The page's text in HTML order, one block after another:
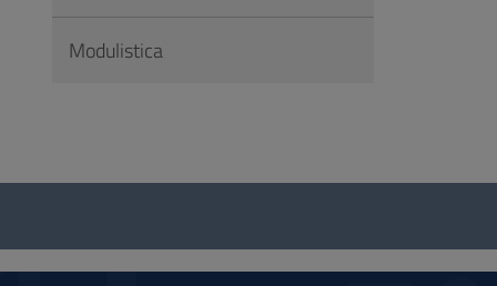
Modulistica
Questionnaire
social